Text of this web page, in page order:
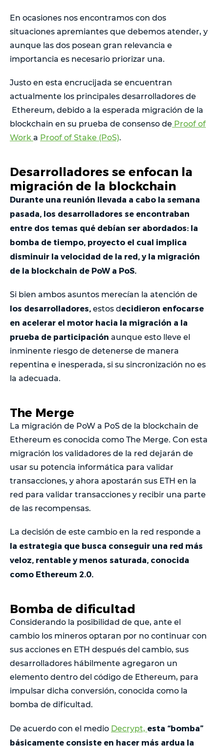
En ocasiones nos encontramos con dos
situaciones apremiantes que debemos atender, y
aunque las dos posean gran relevancia e
importancia es necesario priorizar una.
Justo en esta encrucijada se encuentran
actualmente los principales desarrolladores de
Ethereum, debido a la esperada migración de la
blockchain en su prueba de consenso de Proof of
Work a Proof of Stake (PoS).
Desarrolladores se enfocan la
migración de la blockchain
Durante una reunión llevada a cabo la semana
pasada, los desarrolladores se encontraban
entre dos temas qué debían ser abordados: la
bomba de tiempo, proyecto el cual implica
disminuir la velocidad de la red, y la migración
de la blockchain de PoW a PoS.
Si bien ambos asuntos merecían la atención de
los desarrolladores, estos decidieron enfocarse
en acelerar el motor hacia la migración a la
prueba de participación aunque esto lleve el
inminente riesgo de detenerse de manera
repentina e inesperada, si su sincronización no es
la adecuada.
The Merge
La migración de PoW a PoS de la blockchain de
Ethereum es conocida como The Merge. Con esta
migración los validadores de la red dejarán de
usar su potencia informática para validar
transacciones, y ahora apostarán sus ETH en la
red para validar transacciones y recibir una parte
de las recompensas.
La decisión de este cambio en la red responde a
la estrategia que busca conseguir una red más
veloz, rentable y menos saturada, conocida
como Ethereum 2.0.
Bomba de dificultad
Considerando la posibilidad de que, ante el
cambio los mineros optaran por no continuar con
sus acciones en ETH después del cambio, sus
desarrolladores hábilmente agregaron un
elemento dentro del código de Ethereum, para
impulsar dicha conversión, conocida como la
bomba de dificultad.
De acuerdo con el medio Decrypt, esta “bomba”
básicamente consiste en hacer más ardua la